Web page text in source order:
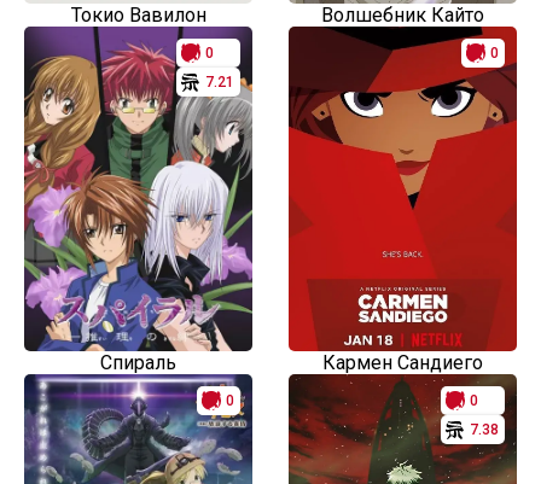
Токио Вавилон Волшебник Кайто
0
7.21
Спираль
0
Кармен Сандиего
0
0
7.38